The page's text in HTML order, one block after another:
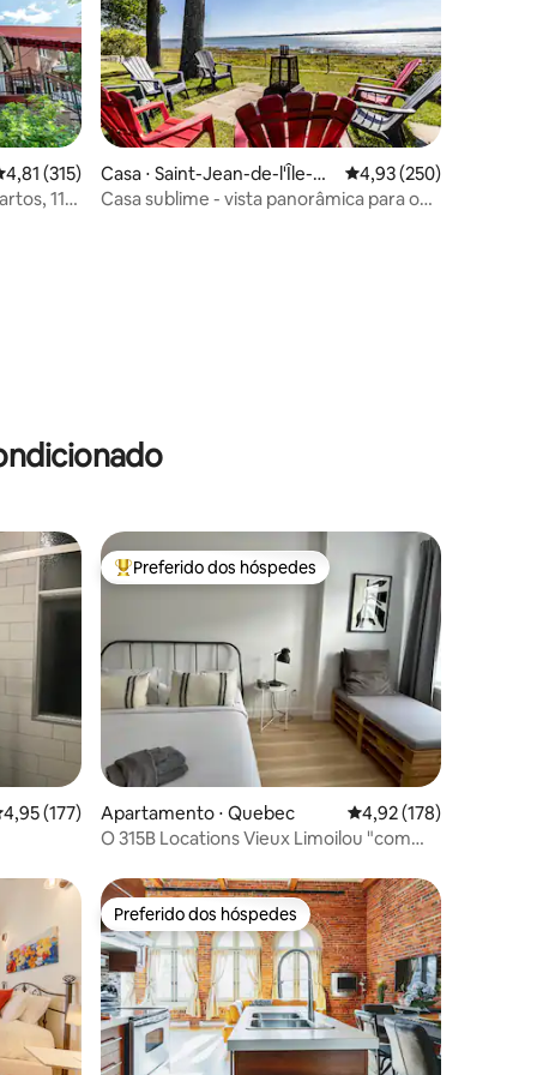
de uma avaliação média de 5, 315 avaliações
4,81 (315)
11
Casa ⋅ Saint-Jean-de-l'Île-
d'Orléans
4,93 de uma avaliação
4,93 (250)
Casa sublime - vista panorâmica para o
hóspedes
de uma avaliação média de 5, 177 avaliações
4,95 (177)
Entre os melhores preferidos dos hóspedes
Preferido dos hóspedes
Apartamento ⋅ Quebec 4,92 de uma avaliação
4,92 (178)
O 315B Locations Vieux Limoilou "com
Preferido dos hóspedes
Preferido dos hóspedes